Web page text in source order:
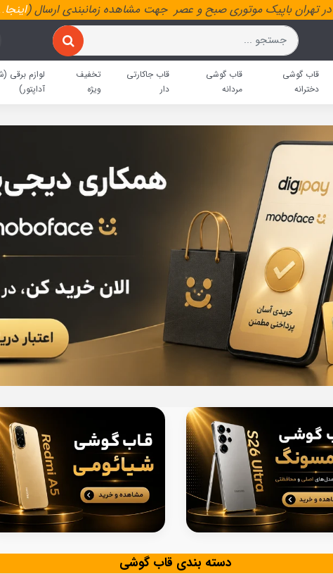
تهران باپیک موتوری صبح و عصر جهت مشاهده زمانبندی ارسال (اینجا
قاب گوشی
دخترانه
قاب گوشی
مردانه
قاب جاکارتی
دار
تخفیف
ویژه
لوازم برقی
آداپتور)
دسته بندی قاب گوشی